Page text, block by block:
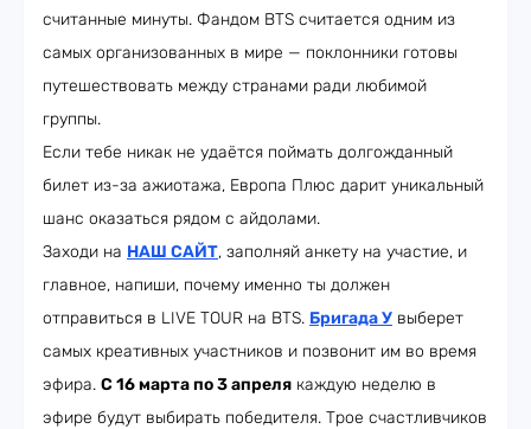
считанные минуты. Фандом BTS считается одним из
самых организованных в мире — поклонники готовы
путешествовать между странами ради любимой
группы.
Если тебе никак не удаётся поймать долгожданный
билет из-за ажиотажа, Европа Плюс дарит уникальный
шанс оказаться рядом с айдолами.
Заходи на НАШ САЙТ, заполняй анкету на участие, и
главное, напиши, почему именно ты должен
отправиться в LIVE TOUR на BTS. Бригада У выберет
самых креативных участников и позвонит им во время
эфира. С 16 марта по 3 апреля каждую неделю в
эфире будут выбирать победителя. Трое счастливчиков